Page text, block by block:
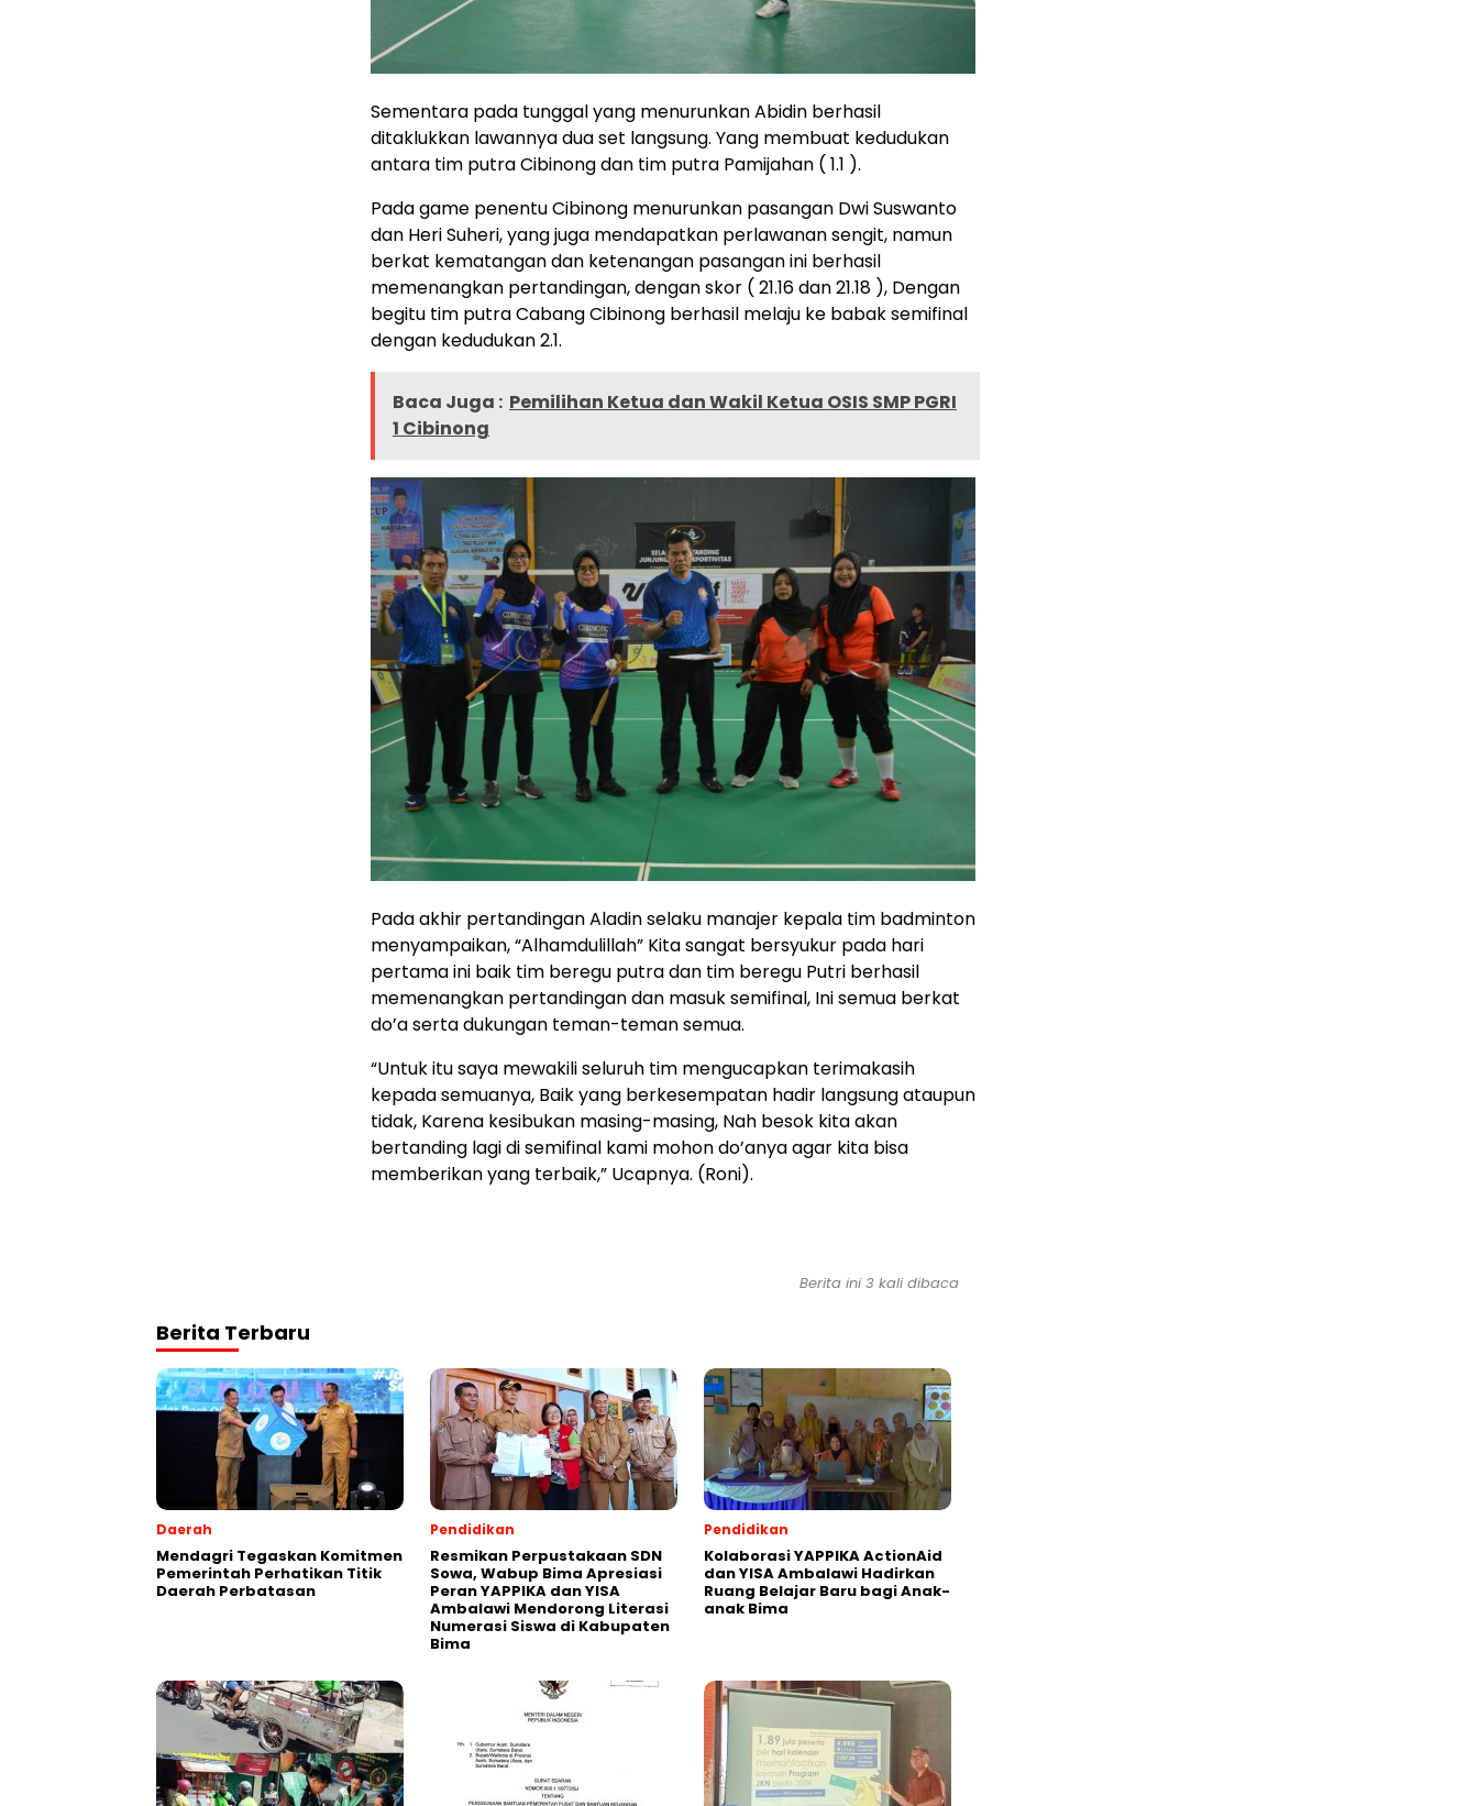
Sementara pada tunggal yang menurunkan Abidin berhasil
ditaklukkan lawannya dua set langsung. Yang membuat kedudukan
antara tim putra Cibinong dan tim putra Pamijahan ( 1.1 ).
Pada game penentu Cibinong menurunkan pasangan Dwi Suswanto
dan Heri Suheri, yang juga mendapatkan perlawanan sengit, namun
berkat kematangan dan ketenangan pasangan ini berhasil
memenangkan pertandingan, dengan skor ( 21.16 dan 21.18 ), Dengan
begitu tim putra Cabang Cibinong berhasil melaju ke babak semifinal
dengan kedudukan 2.1.
Baca Juga : Pemilihan Ketua dan Wakil Ketua OSIS SMP PGRI
1 Cibinong
Pada akhir pertandingan Aladin selaku manajer kepala tim badminton
menyampaikan, “Alhamdulillah” Kita sangat bersyukur pada hari
pertama ini baik tim beregu putra dan tim beregu Putri berhasil
memenangkan pertandingan dan masuk semifinal, Ini semua berkat
do’a serta dukungan teman-teman semua.
“Untuk itu saya mewakili seluruh tim mengucapkan terimakasih
kepada semuanya, Baik yang berkesempatan hadir langsung ataupun
tidak, Karena kesibukan masing-masing, Nah besok kita akan
bertanding lagi di semifinal kami mohon do’anya agar kita bisa
memberikan yang terbaik,” Ucapnya. (Roni).
Berita ini 3 kali dibaca
Berita Terbaru
Daerah
Mendagri Tegaskan Komitmen
Pemerintah Perhatikan Titik
Daerah Perbatasan
Pendidikan
Resmikan Perpustakaan SDN
Sowa, Wabup Bima Apresiasi
Peran YAPPIKA dan YISA
Ambalawi Mendorong Literasi
Numerasi Siswa di Kabupaten
Bima
Pendidikan
Kolaborasi YAPPIKA ActionAid
dan YISA Ambalawi Hadirkan
Ruang Belajar Baru bagi Anak-
anak Bima